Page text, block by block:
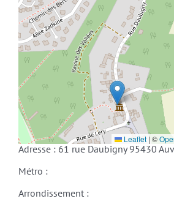
Leaflet | ©
Adresse : 61 rue Daubigny 95430
Métro :
Arrondissement :